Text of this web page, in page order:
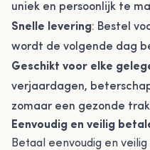
uniek en persoonlijk te
Snelle levering: Bestel
wordt de volgende dag
Geschikt voor elke
verjaardagen,
zomaar een gezonde
Eenvoudig en veilig
Betaal eenvoudig en